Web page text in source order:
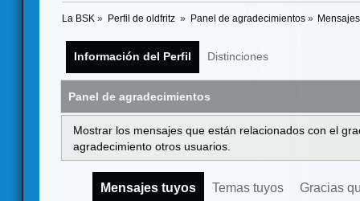
La BSK » Perfil de oldfritz » Panel de agradecimientos»
Información del Perfil Distinciones
Panel de agradecimientos
Mostrar los mensajes que están relacionados con el
agradecimiento otros usuarios.
Mensajes tuyos Temas tuyos Gracias